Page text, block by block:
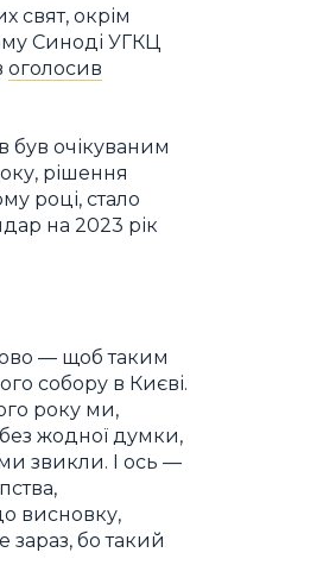
свят, окрім
Синоді УГКЦ
оголосив
був очікуваним
рішення
році, стало
на 2023 рік
— щоб таким
собору в Києві.
року ми,
жодної думки,
звикли. І ось —
висновку,
бо такий